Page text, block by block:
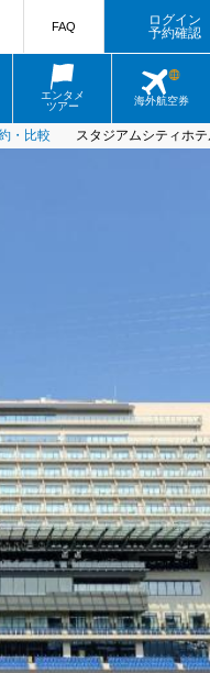
エンタメ
ツアー
海外航空券
FAQ
ログイン
予約確認
・比較 スタジアムシティホ